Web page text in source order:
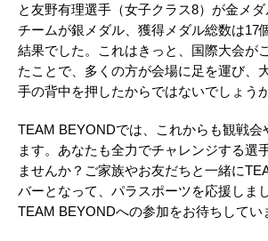
と友野有理選手（女子クラス8）が金メ
チームが銀メダル、獲得メダル総数は17
結果でした。これはきっと、国際大会が
たことで、多くの方が会場に足を運び、
手の背中を押したからではないでしょうか
TEAM BEYONDでは、これからも観戦会
ます。あなたも全力でチャレンジする選
ませんか？ご家族やお友だちと一緒に
バーとなって、パラスポーツを応援しま
TEAM BEYONDへの参加をお待ちしてい